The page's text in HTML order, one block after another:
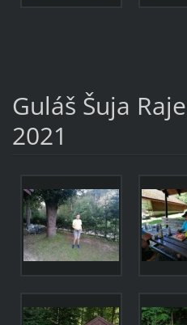
Guláš Šuja
2021